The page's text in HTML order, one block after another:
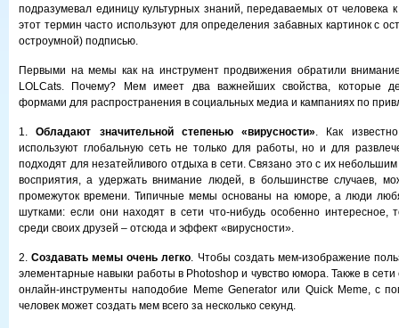
подразумевал единицу культурных знаний, передаваемых от человека
этот термин часто используют для определения забавных картинок с
остроумной) подписью.
Первыми на мемы как на инструмент продвижения обратили
LOLCats. Почему? Мем имеет два важнейших свойства, которые
формами для распространения в социальных медиа и кампаниях по
1.Обладают значительной степенью «вирусности». Как
используют глобальную сеть не только для работы, но и для
подходят для незатейливого отдыха в сети. Связано это с их
восприятия, а удержать внимание людей, в большинстве случаев,
промежуток времени. Типичные мемы основаны на юморе, а люди
шутками: если они находят в сети что-нибудь особенно интересное,
среди своих друзей – отсюда и эффект «вирусности».
2. Создавать мемы очень легко. Чтобы создать мем-изображение
элементарные навыки работы в Photoshop и чувство юмора. Также в
онлайн-инструменты наподобие Meme Generator или Quick Meme, с
человек может создать мем всего за несколько секунд.